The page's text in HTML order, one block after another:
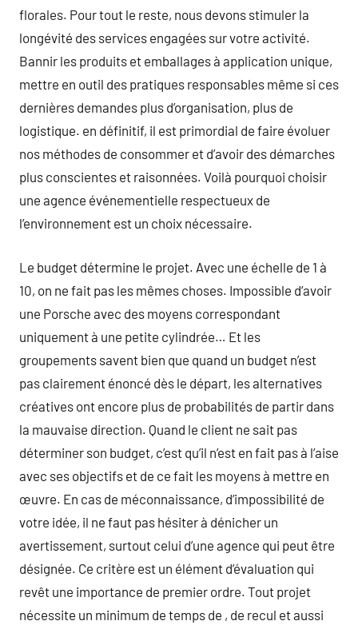
florales. Pour tout le reste, nous devons stimuler la
longévité des services engagées sur votre activité.
Bannir les produits et emballages à application unique,
mettre en outil des pratiques responsables même si ces
dernières demandes plus d’organisation, plus de
logistique. en définitif, il est primordial de faire évoluer
nos méthodes de consommer et d’avoir des démarches
plus conscientes et raisonnées. Voilà pourquoi choisir
une agence événementielle respectueux de
l’environnement est un choix nécessaire.
Le budget détermine le projet. Avec une échelle de 1 à
10, on ne fait pas les mêmes choses. Impossible d’avoir
une Porsche avec des moyens correspondant
uniquement à une petite cylindrée… Et les
groupements savent bien que quand un budget n’est
pas clairement énoncé dès le départ, les alternatives
créatives ont encore plus de probabilités de partir dans
la mauvaise direction. Quand le client ne sait pas
déterminer son budget, c’est qu’il n’est en fait pas à l’aise
avec ses objectifs et de ce fait les moyens à mettre en
œuvre. En cas de méconnaissance, d’impossibilité de
votre idée, il ne faut pas hésiter à dénicher un
avertissement, surtout celui d’une agence qui peut être
désignée. Ce critère est un élément d’évaluation qui
revêt une importance de premier ordre. Tout projet
nécessite un minimum de temps de , de recul et aussi